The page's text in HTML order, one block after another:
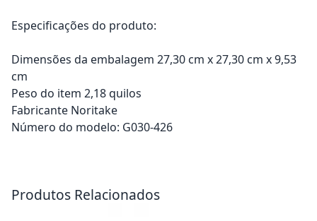
Especificações do produto:
Dimensões da embalagem 27,30 cm x 27,30 cm x 9,53
cm
Peso do item 2,18 quilos
Fabricante Noritake
Número do modelo: G030-426
Produtos Relacionados